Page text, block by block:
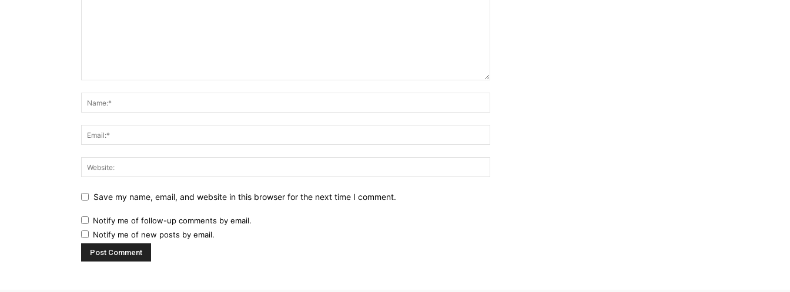
Save my name, email, and website in this browser for the next time I comment.
Notify me of follow-up comments by email.
Notify me of new posts by email.